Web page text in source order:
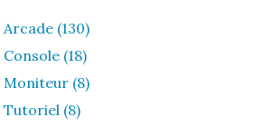
Arcade (130)
Console (18)
Moniteur (8)
Tutoriel (8)